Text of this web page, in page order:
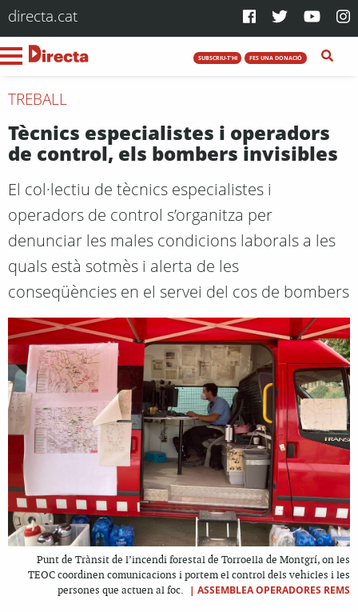
directa.cat
SUBSCRIU-T'HI FES UNA DONACIÓ
TREBALL
Tècnics especialistes i operadors
de control, els bombers invisibles
El col·lectiu de tècnics especialistes i
operadors de control s’organitza per
denunciar les males condicions laborals a les
quals està sotmès i alerta de les
conseqüències en el servei del cos de bombers
Punt de Trànsit de l’incendi forestal de Torroella de Montgrí, on les
TEOC coordinen comunicacions i portem el control dels vehicles i les
persones que actuen al foc.
| ASSEMBLEA OPERADORES REMS